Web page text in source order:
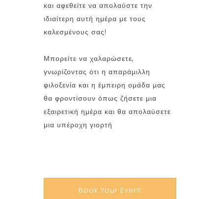
και αφεθείτε να απολαύστε την
ιδιαίτερη αυτή ημέρα με τους
καλεσμένους σας!
Μπορείτε να χαλαρώσετε,
γνωρίζοντας ότι η απαράμιλλη
φιλοξενία και η έμπειρη ομάδα μας
θα φροντίσουν όπως ζήσετε μια
εξαιρετική ημέρα και θα απολαύσετε
μια υπέροχη γιορτή
Book Your Event